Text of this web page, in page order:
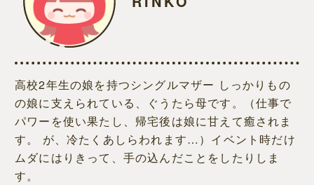
高校2年生の娘を持つシングルマザー しっかりもの
の娘に支えられている、ぐうたら母です。（仕事で
パワーを使い果たし、帰宅後は娘に甘えて癒されま
す。 が、冷たくあしらわれます…）イベント時だけ
ムダにはりきって、手の込んだことをしたりしま
す。